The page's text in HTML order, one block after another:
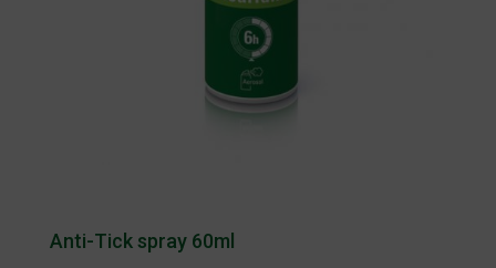
Anti-Tick spray 60ml